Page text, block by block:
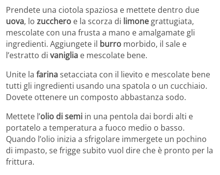
Prendete una ciotola spaziosa e mettete dentro due
uova, lo zucchero e la scorza di limone grattugiata,
mescolate con una frusta a mano e amalgamate gli
ingredienti. Aggiungete il burro morbido, il sale e
l’estratto di vaniglia e mescolate bene.
Unite la farinasetacciata con il lievito e mescolate bene
tutti gli ingredienti usando una spatola o un cucchiaio.
Dovete ottenere un composto abbastanza sodo.
Mettete l’olio di semi in una pentola dai bordi alti e
portatelo a temperatura a fuoco medio o basso.
Quando l’olio inizia a sfrigolare immergete un pochino
di impasto, se frigge subito vuol dire che è pronto per la
frittura.